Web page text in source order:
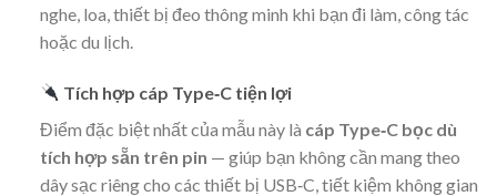
nghe, loa, thiết bị đeo thông minh khi bạn đi làm, công tác
hoặc du lịch.
Tích hợp cáp Type‑C tiện lợi
Điểm đặc biệt nhất của mẫu này là cáp Type‑C bọc dù
tích hợp sẵn trên pin — giúp bạn không cần mang theo
dây sạc riêng cho các thiết bị USB‑C, tiết kiệm không gian